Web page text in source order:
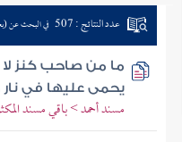
عدد النتائج : 507 في البحث عن
ما من صاحب كنز
يحمى عليها في
مسند أحمد > باقي مسند